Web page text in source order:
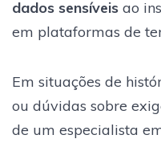
dados sensíveis ao
em plataformas de
Em situações de
ou dúvidas sobre
de um especialista